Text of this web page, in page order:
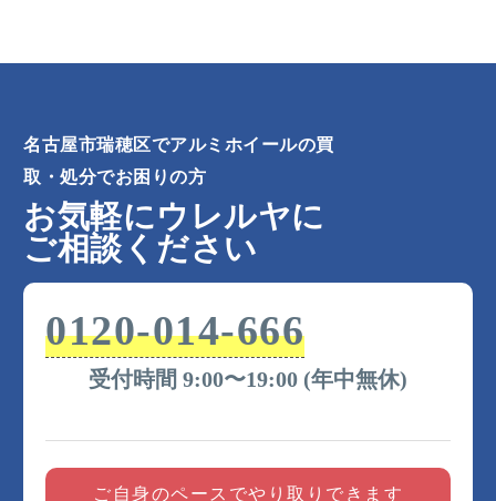
通、陽明町
名古屋市瑞穂区でアルミホイールの買
取・処分でお困りの方
お気軽にウレルヤに
ご相談ください
0120-014-666
受付時間 9:00〜19:00 (年中無休)
ご自身のペースでやり取りできます